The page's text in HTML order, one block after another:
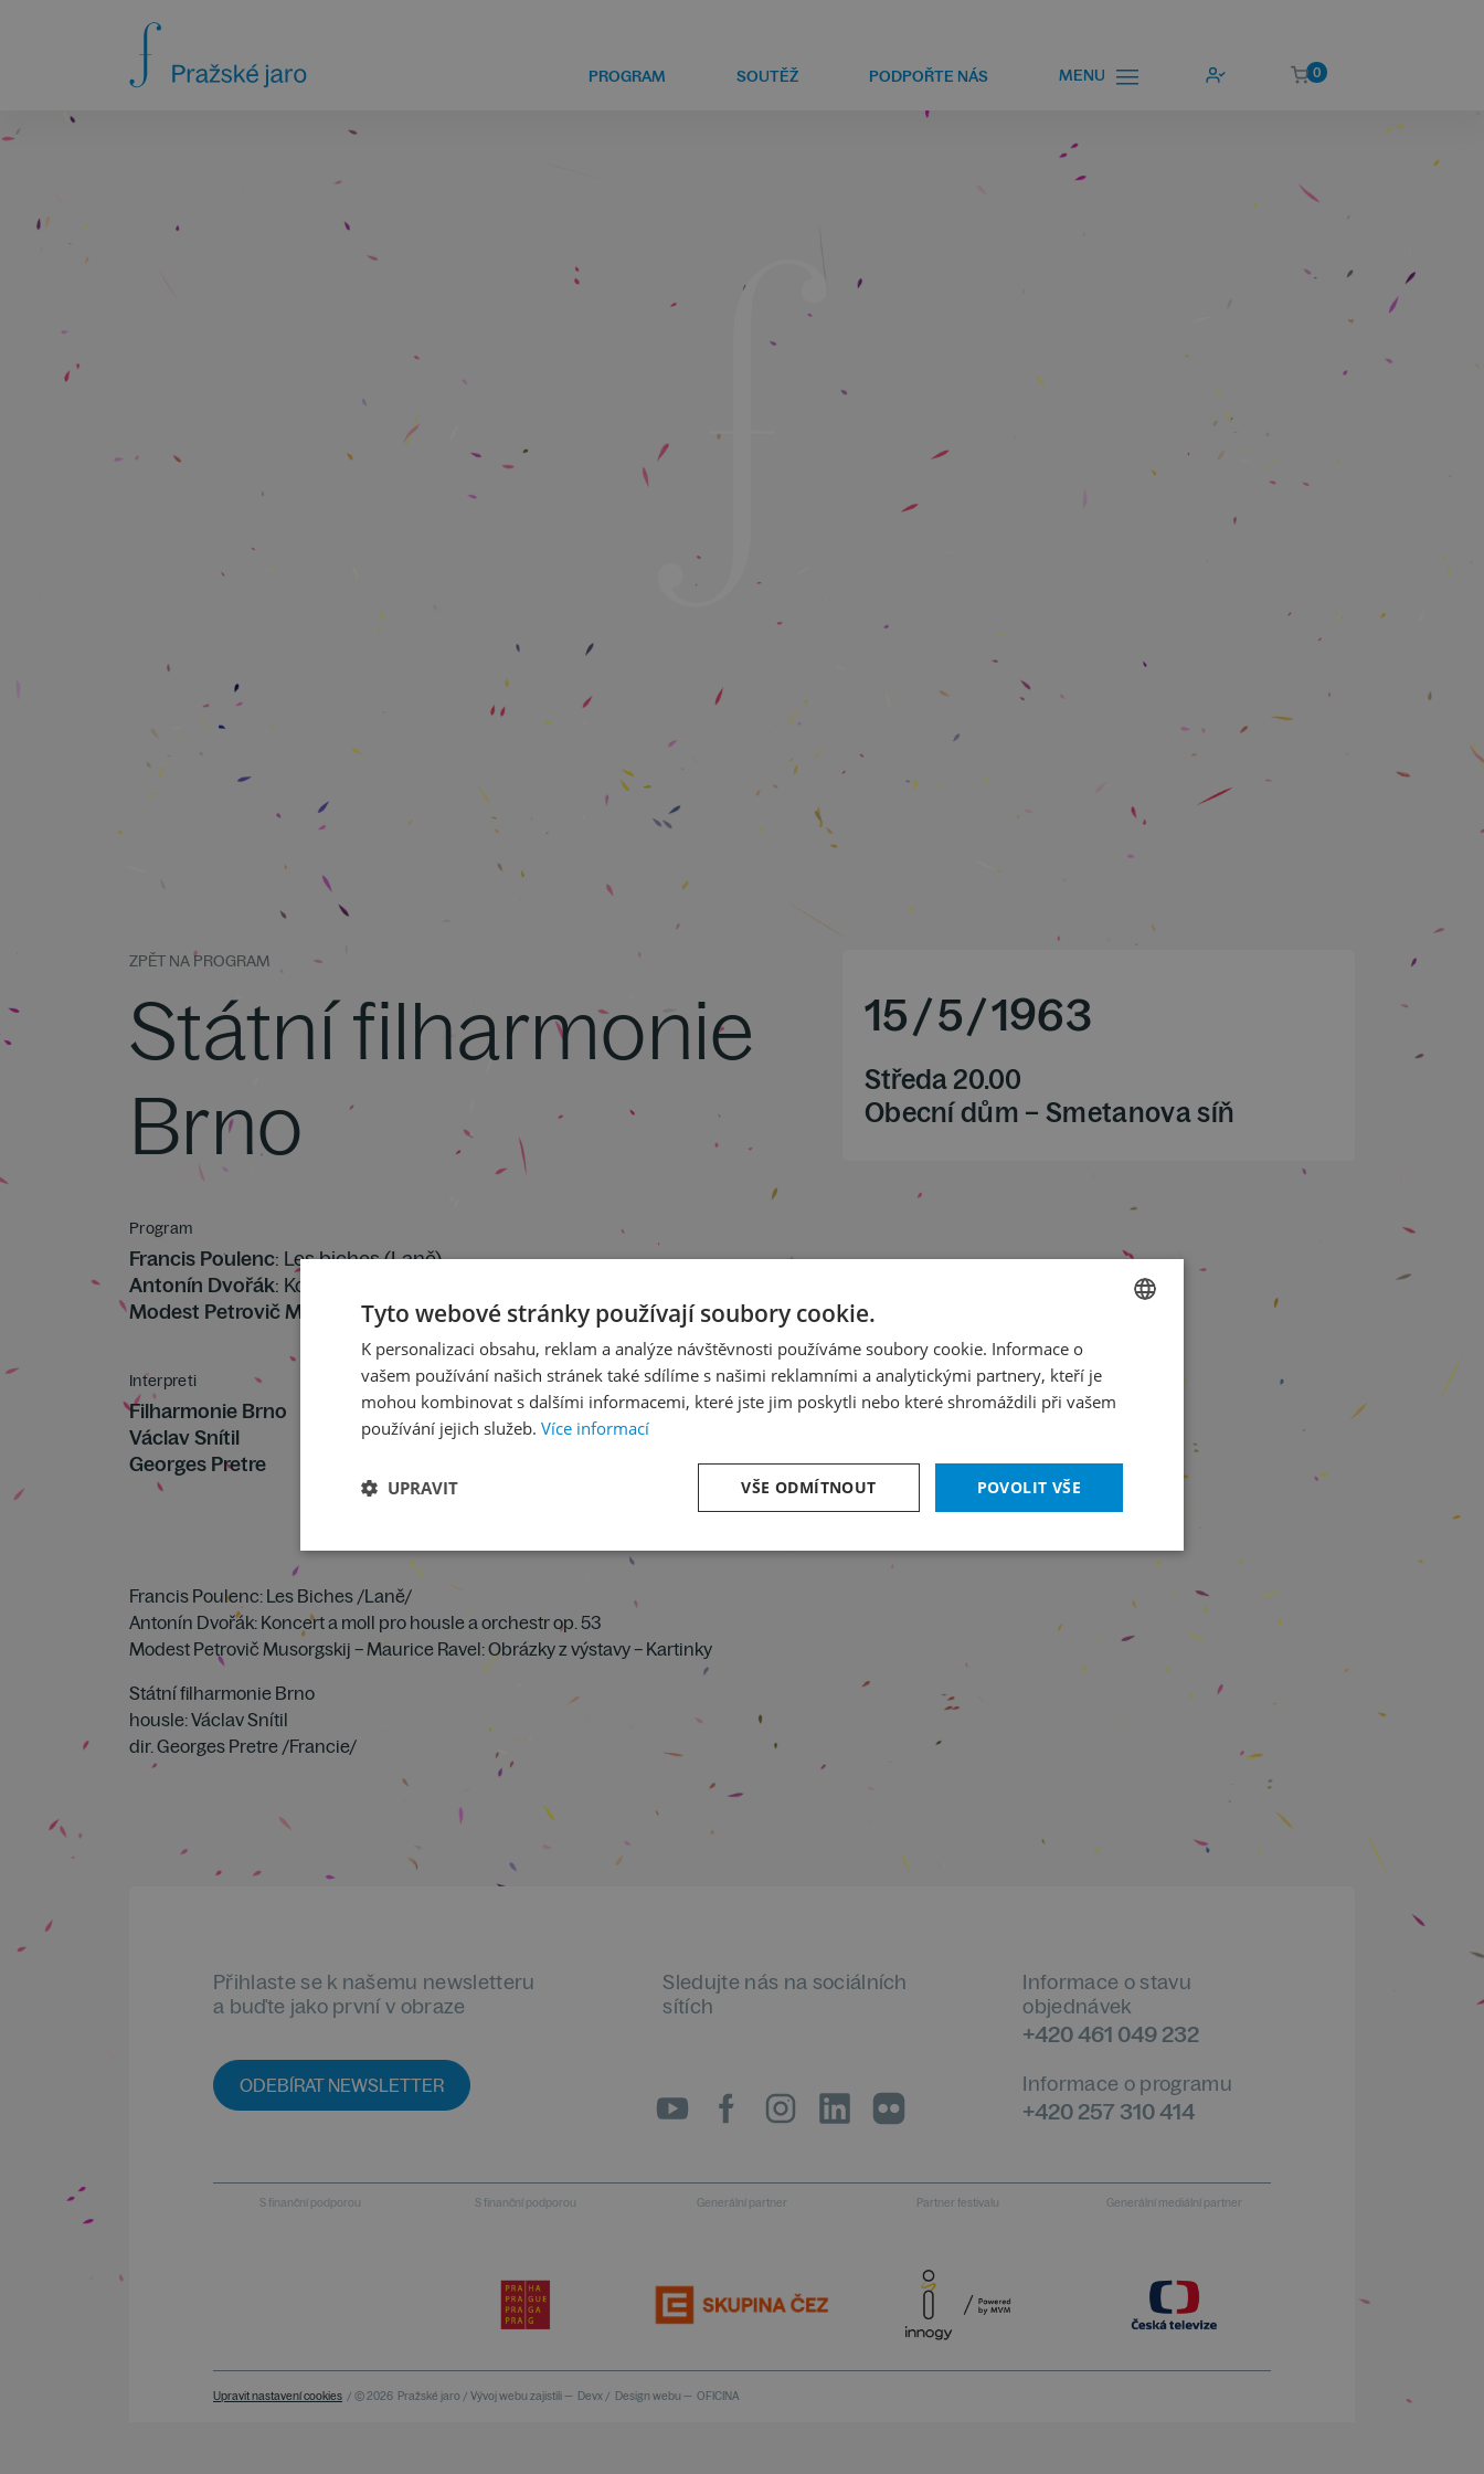
PROGRAM SOUTĚŽ PODPOŘTE NÁS MENU 0
ZPĚT NA PROGRAM
Státní filharmonie
Brno
Program
Francis Poulenc: Les biches (Laně)
Antonín Dvořák: Koncert pro housle a orchestr a moll op. 53
Modest Petrovič Musorgskij: Obrázky z výstavy (Kartinky)
Interpreti
Filharmonie Brno
Václav Snítil
Georges Pretre
15/5/1963
Středa 20.00
Obecní dům – Smetanova síň
Francis Poulenc: Les Biches /Laně/
Antonín Dvořák: Koncert a moll pro housle a orchestr op. 53
Modest Petrovič Musorgskij – Maurice Ravel: Obrázky z výstavy – Kartinky
Státní filharmonie Brno
housle: Václav Snítil
dir. Georges Pretre /Francie/
Přihlaste se k našemu newsletteru
a buďte jako první v obraze
ODEBÍRAT NEWSLETTER
Sledujte nás na sociálních
sítích
Informace o stavu
objednávek
+420 461 049 232
Informace o programu
+420 257 310 414
S finanční podporou S finanční podporou Generální partner Partner festivalu Generální mediální partner
Upravit nastavení cookies / © 2026 Pražské jaro / Vývoj webu zajistili — Devx / Design webu — OFICINA
ENGLISH
Tyto webové stránky používají soubory cookie.
K personalizaci obsahu, reklam a analýze návštěvnosti používáme soubory cookie. Informace o
vašem používání našich stránek také sdílíme s našimi reklamními a analytickými partnery, kteří je
mohou kombinovat s dalšími informacemi, které jste jim poskytli nebo které shromáždili při vašem
používání jejich služeb. Více informací
POVOLIT VŠE
VŠE ODMÍTNOUT
UPRAVIT